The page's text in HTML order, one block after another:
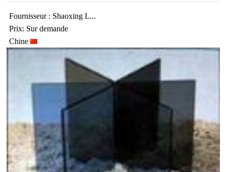
Fournisseur : Shaoxing L...
Prix: Sur demande
Chine